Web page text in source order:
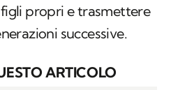
propri e trasmettere
successive.
ARTICOLO